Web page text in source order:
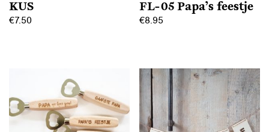
KUS
€7.50
variaties.
Deze
FL-05 Papa’s feestje
€8.95